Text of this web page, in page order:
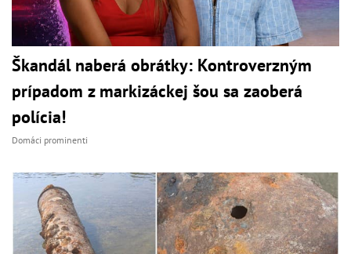
Škandál naberá obrátky: Kontroverzným
prípadom z markizáckej šou sa zaoberá
polícia!
Domáci prominenti